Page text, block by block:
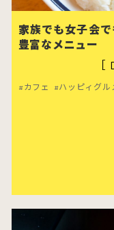
家族でも女子会
豊富なメニュー
カフェ ハッピィグル